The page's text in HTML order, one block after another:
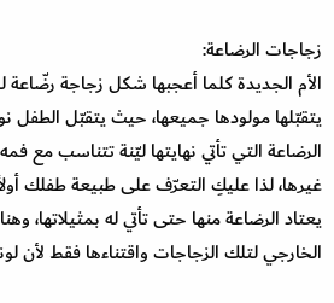
زجاجات الرضاعة:
الأم الجديدة كلما أعجبها شكل زجاجة رضّاعة
يتقبّلها مولودها جميعها، حيث يتقبّل
الرضاعة التي تأتي نهايتها ليّنة تتناسب مع
غيرها، لذا عليكِ التعرّف على طبيعة طفلك
يعتاد الرضاعة منها حتى تأتي له بمثيلاتها،
الخارجي لتلك الزجاجات واقتناءها فقط لأن